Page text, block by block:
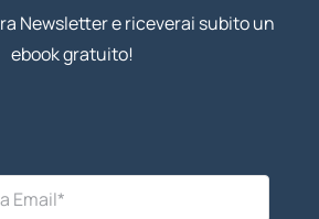
Newsletter e riceverai subito un
ebook gratuito!